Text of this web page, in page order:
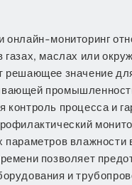
онлайн-мониторинг
газах, маслах или
решающее значение
контроль процесса и
параметров влажности
позволяет
и